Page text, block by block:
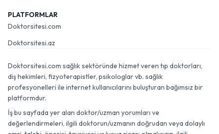
PLATFORMLAR
Doktorsitesi.com
Doktorsitesi.az
Doktorsitesi.com sağlık sektöründe hizmet veren tıp doktorları,
diş hekimleri, fizyoterapistler, psikologlar vb. sağlık
profesyonelleri ile internet kullanıcılarını buluşturan bağımsız bir
platformdur.
İş bu sayfada yer alan doktor/uzman yorumları ve
değerlendirmeleri, ilgili doktorun/uzmanın doğrudan veya dolaylı